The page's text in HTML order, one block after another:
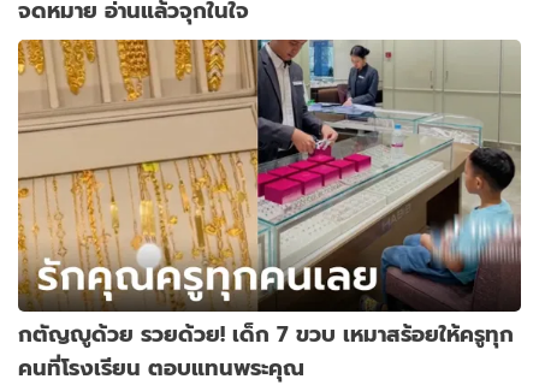
จดหมาย อ่านแล้วจุกในใจ
กตัญญูด้วย รวยด้วย! เด็ก 7 ขวบ เหมาสร้อยให้ครูทุก
คนที่โรงเรียน ตอบแทนพระคุณ